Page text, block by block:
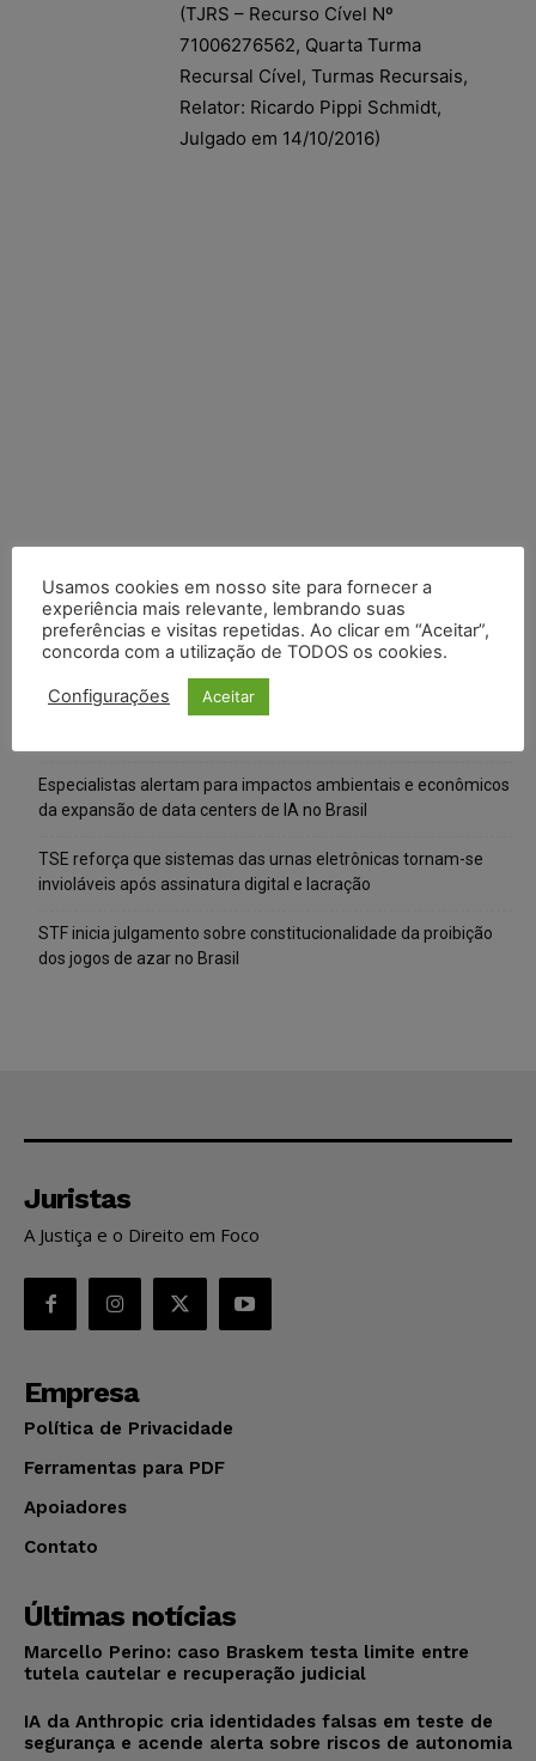
(TJRS – Recurso Cível Nº
71006276562, Quarta Turma
Recursal Cível, Turmas Recursais,
Relator: Ricardo Pippi Schmidt,
Julgado em 14/10/2016)
Posts Recentes
Marcello Perino: caso Braskem testa limite entre tutela
cautelar e recuperação judicial
IA da Anthropic cria identidades falsas em teste de segurança
Especialistas alertam para impactos ambientais e econômicos
da expansão de data centers de IA no Brasil
TSE reforça que sistemas das urnas eletrônicas tornam-se
invioláveis após assinatura digital e lacração
STF inicia julgamento sobre constitucionalidade da proibição
dos jogos de azar no Brasil
Juristas
A Justiça e o Direito em Foco
Empresa
Política de Privacidade
Ferramentas para PDF
Apoiadores
Contato
Últimas notícias
Marcello Perino: caso Braskem testa limite entre
tutela cautelar e recuperação judicial
IA da Anthropic cria identidades falsas em teste de
segurança e acende alerta sobre riscos de autonomia
Usamos cookies em nosso site para fornecer a
experiência mais relevante, lembrando suas
preferências e visitas repetidas. Ao clicar em “Aceitar”,
concorda com a utilização de TODOS os cookies.
Configurações Aceitar